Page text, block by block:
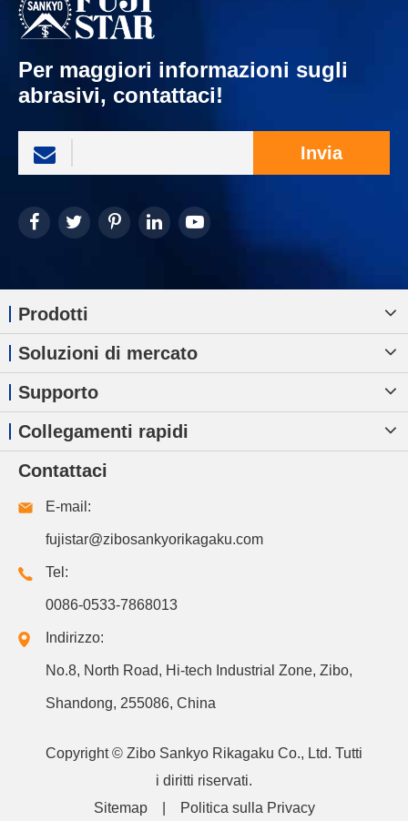
Per maggiori informazioni sugli
abrasivi, contattaci!
Invia
Prodotti
Soluzioni di mercato
Supporto
Collegamenti rapidi
Contattaci
E-mail:
fujistar@zibosankyorikagaku.com
Tel:
0086-0533-7868013
Indirizzo:
No.8, North Road, Hi-tech Industrial Zone, Zibo,
Shandong, 255086, China
Copyright © Zibo Sankyo Rikagaku Co., Ltd. Tutti
i diritti riservati.
Sitemap
Politica sulla Privacy